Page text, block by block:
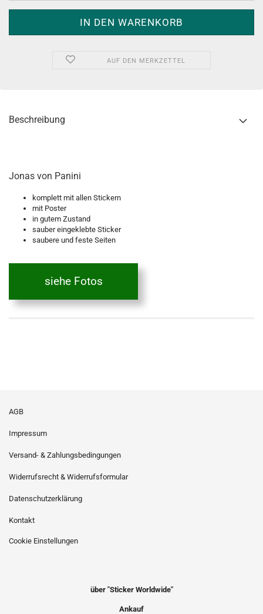
AUF DEN MERKZETTEL
Beschreibung
Jonas von Panini
komplett mit allen Stickern
mit Poster
in gutem Zustand
sauber eingeklebte Sticker
saubere und feste Seiten
siehe Fotos
AGB
Impressum
Versand- & Zahlungsbedingungen
Widerrufsrecht & Widerrufsformular
Datenschutzerklärung
Kontakt
Cookie Einstellungen
über "Sticker Worldwide"
Ankauf